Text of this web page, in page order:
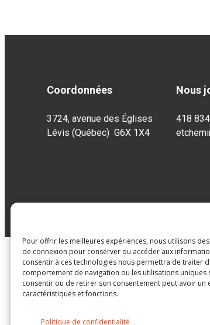
Pour offrir les meilleures expériences, nous utilisons
de connexion pour conserver ou accéder aux
consentir à ces technologies nous permettra de traiter
comportement de navigation ou les utilisations uniques
consentir ou de retirer son consentement peut avoir un
caractéristiques et fonctions.
Politique de confidentialité
Coordonnées
3724, avenue des Églises
Lévis (Québec) G6X 1X4
Nous
418